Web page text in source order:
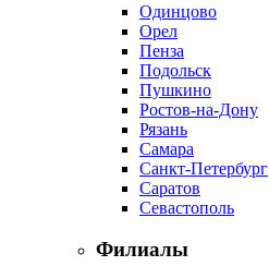
Одинцово
Орел
Пенза
Подольск
Пушкино
Ростов-на-Дону
Рязань
Самара
Санкт-Петербург
Саратов
Севастополь
Филиалы